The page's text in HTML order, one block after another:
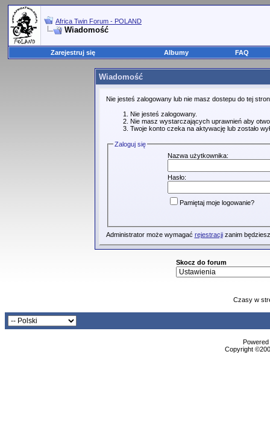
Africa Twin Forum - POLAND
Wiadomość
Zarejestruj się Albumy FAQ
Wiadomość
Nie jesteś zalogowany lub nie masz dostepu do tej
Nie jesteś zalogowany.
Nie masz wystarczających uprawnień aby
Twoje konto czeka na aktywację lub zostało
Zaloguj się
Nazwa użytkownika:
Hasło:
Pamiętaj moje logowanie?
Administrator może wymagać rejestracjizanim
Skocz do forum
Czasy w
Copyright